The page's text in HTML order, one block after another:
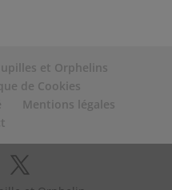
et Orphelins
de Cookies
Mentions légales